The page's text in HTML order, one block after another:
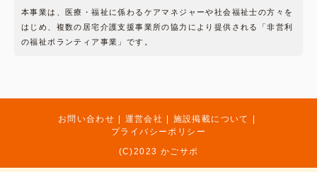
本事業は、医療・福祉に係わるケアマネジャーや社会福祉士の方々を
はじめ、複数の居宅介護支援事業所の協力により提供される「非営利
の福祉ボランティア事業」です。
お問い合わせ 運営会社
施設掲載について
プライバシーポリシー
(C)2023 かごサポ